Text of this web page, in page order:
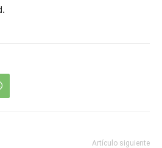
Artículo siguiente